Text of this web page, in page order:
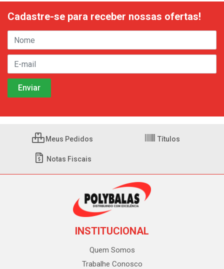
Cadastre-se para receber nossas ofertas!
Meus Pedidos Títulos
Notas Fiscais
INSTITUCIONAL
Quem Somos
Trabalhe Conosco